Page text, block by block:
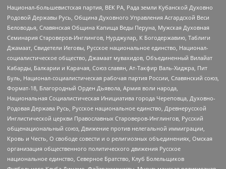
Национал-большевистская партия, ВЕК РА, Рада земли Кубанской Духовно
Родовой Державы Русь, Община Духовного Управления Асгардской Веси
Беловодья, Славянская Община Капища Веды Перуна, Мужская Духовная
Семинария Староверов-Инглингов, Нурджулар, К Богодержавию, Таблиги
Джамаат, Свидетели Иеговы, Русское национальное единство, Национал-
социалистическое общество, Джамаат мувахидов, Объединенный Вилайат
Кабарды, Балкарии и Карачая, Союз славян, Ат-Такфир Валь-Хиджра, Пит
Буль, Национал-социалистическая рабочая партия России, Славянский союз,
Формат-18, Благородный Орден Дьявола, Армия воли народа,
Национальная Социалистическая Инициатива города Череповца, Духовно-
Родовая Держава Русь, Русское национальное единство, Древнерусской
Инглистической церкви Православных Староверов-Инглингов, Русский
общенациональный союз, Движение против нелегальной иммиграции,
Кровь и Честь, О свободе совести и о религиозных объединениях, Омская
организация общественного политического движения Русское
национальное единство, Северное Братство, Клуб Болельщиков